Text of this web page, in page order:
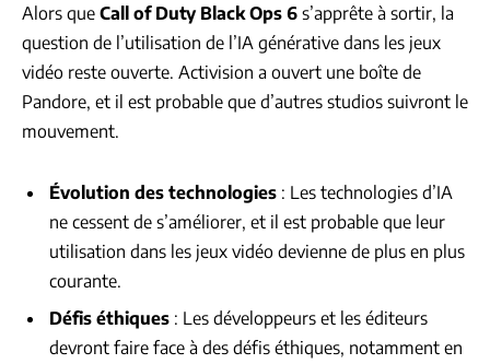
Alors que Call of Duty Black Ops 6 s’apprête à sortir, la
question de l’utilisation de l’IA générative dans les jeux
vidéo reste ouverte. Activision a ouvert une boîte de
Pandore, et il est probable que d’autres studios suivront le
mouvement.
Évolution des technologies : Les technologies d’IA
ne cessent de s’améliorer, et il est probable que leur
utilisation dans les jeux vidéo devienne de plus en plus
courante.
Défis éthiques : Les développeurs et les éditeurs
devront faire face à des défis éthiques, notamment en